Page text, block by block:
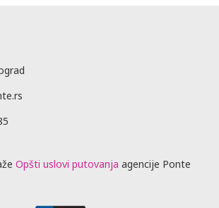
Opšti uslovi putovanja agencije Ponte